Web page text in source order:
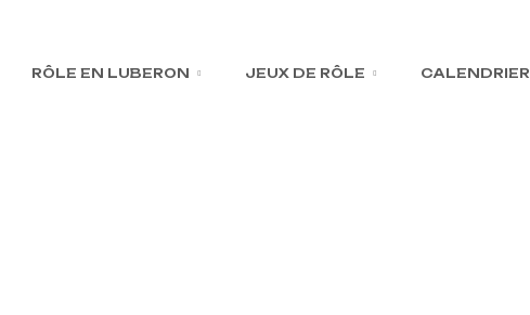
RÔLE EN LUBERON JEUX DE RÔLE CALENDRIER